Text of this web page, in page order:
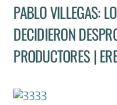
PABLO VILLEGAS:
DECIDIERON
PRODUCTORES |